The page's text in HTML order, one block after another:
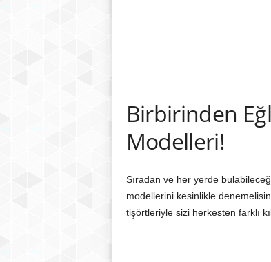
Birbirinden
Modelleri!
Sıradan ve her yerde
modellerini kesinlikle
tişörtleriyle sizi herkesten farklı